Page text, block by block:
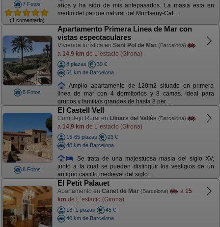
7 Fotos
(1 comentario)
años y ha sido de mis antepasados. La masia esta en
medio del parque natural del Montseny-Cat ...
8 Fotos
Apartamento Primera Linea de Mar con
vistas espectaculares
Vivienda turística en Sant Pol de Mar (Barcelona)
a 14,9 km de L´estacio (Girona)
8 plazas
30 €
51 km de Barcelona
Amplio apartamento de 120m2 situado en primera
línea de mar con 4 dormitorios y 8 camas. Ideal para
grupos y familias grandes de hasta 8 per ...
8 Fotos
El Castell Vell
Complejo Rural en Llinars del Vallès (Barcelona)
a 14,9 km de L´estacio (Girona)
15-65 plazas
23 €
40 km de Barcelona
Se trata de una majestuosa masía del siglo XV,
junto a la cual se pueden distinguir los vestigios de un
antiguo castillo medieval del siglo ...
El Petit Palauet
Apartamento en Canet de Mar (Barcelona) a 15
km de L´estacio (Girona)
16+1 plazas
45 €
40 km de Barcelona